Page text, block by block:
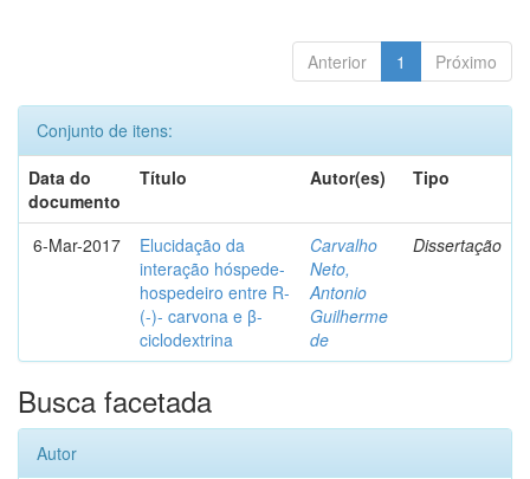
Anterior 1 Próximo
Conjunto de itens:
Data do
documento
Título Autor(es) Tipo
6-Mar-2017
Elucidação da
interação hóspede-
hospedeiro entre R-
(-)- carvona e β-
ciclodextrina
Carvalho
Neto,
Antonio
Guilherme
de
Dissertação
Busca facetada
Autor